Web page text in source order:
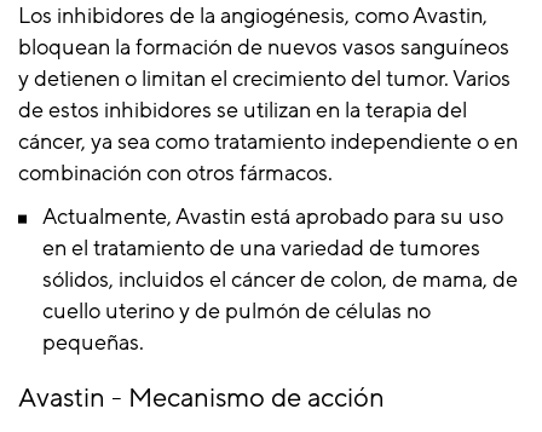
Los inhibidores de la angiogénesis, como Avastin,
bloquean la formación de nuevos vasos sanguíneos
y detienen o limitan el crecimiento del tumor. Varios
de estos inhibidores se utilizan en la terapia del
cáncer, ya sea como tratamiento independiente o en
combinación con otros fármacos.
Actualmente, Avastin está aprobado para su uso
en el tratamiento de una variedad de tumores
sólidos, incluidos el cáncer de colon, de mama, de
cuello uterino y de pulmón de células no
pequeñas.
Avastin - Mecanismo de acción